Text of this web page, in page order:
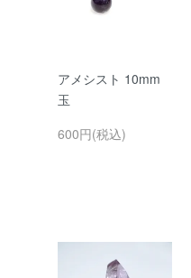
アメシスト 10mm
玉
600円(税込)